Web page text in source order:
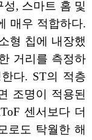
, 스마트 홈 및
매우 적합하다.
형 칩에 내장했
거리를 측정하
다. ST의 적층
조명이 적용된
센서보다 더
로도 탁월한 해